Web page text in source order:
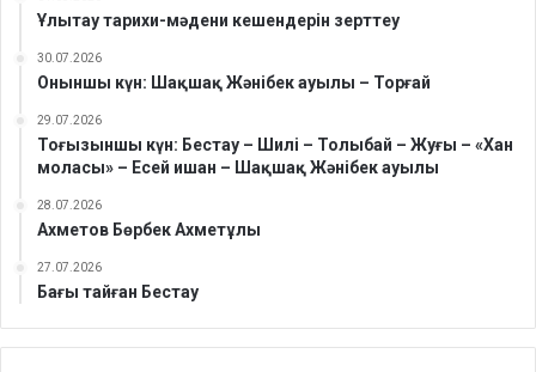
Ұлытау тарихи-мәдени кешендерін зерттеу
30.07.2026
Оныншы күн: Шақшақ Жәнібек ауылы – Торғай
29.07.2026
Тоғызыншы күн: Бестау – Шилі – Толыбай – Жуғы – «Хан
моласы» – Есей ишан – Шақшақ Жәнібек ауылы
28.07.2026
Ахметов Бөрбек Ахметұлы
27.07.2026
Бағы тайған Бестау